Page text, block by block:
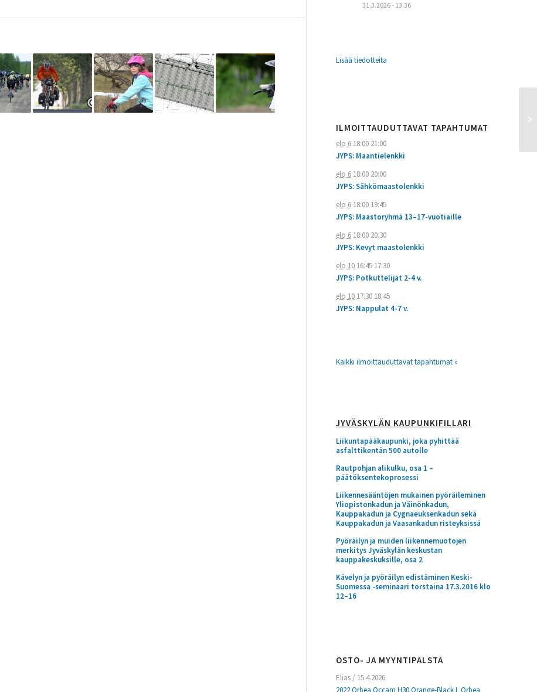
31.3.2026 - 13:36
Lisää tiedotteita
ILMOITTAUDUTTAVAT TAPAHTUMAT
elo 6 18:00 21:00
JYPS: Maantielenkki
elo 6 18:00 20:00
JYPS: Sähkömaastolenkki
elo 6 18:00 19:45
JYPS: Maastoryhmä 13–17-vuotiaille
elo 6 18:00 20:30
JYPS: Kevyt maastolenkki
elo 10 16:45 17:30
JYPS: Potkuttelijat 2-4 v.
elo 10 17:30 18:45
JYPS: Nappulat 4-7 v.
Kaikki ilmoittauduttavat tapahtumat »
JYVÄSKYLÄN KAUPUNKIFILLARI
Liikuntapääkaupunki, joka pyhittää
asfalttikentän 500 autolle
Rautpohjan alikulku, osa 1 –
päätöksentekoprosessi
Liikennesääntöjen mukainen pyöräileminen
Yliopistonkadun ja Väinönkadun,
Kauppakadun ja Cygnaeuksenkadun sekä
Kauppakadun ja Vaasankadun risteyksissä
Pyöräilyn ja muiden liikennemuotojen
merkitys Jyväskylän keskustan
kauppakeskuksille, osa 2
Kävelyn ja pyöräilyn edistäminen Keski-
Suomessa -seminaari torstaina 17.3.2016 klo
12–16
OSTO- JA MYYNTIPALSTA
Elias / 15.4.2026
2022 Orbea Occam H30 Orange-Black L Orbea